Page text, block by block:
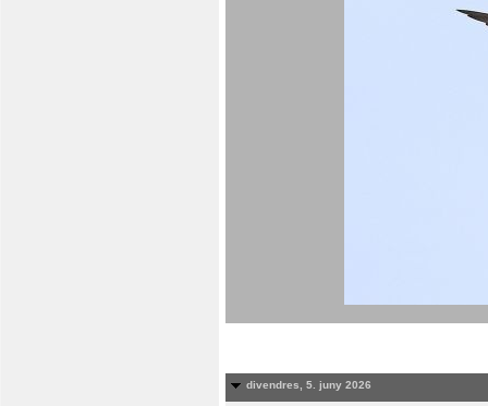
divendres, 5. juny 2026